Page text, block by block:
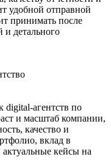
удобной отправной
принимать после
и детального
digital-агентств по
и масштаб компании,
качество и
вклад в
актуальные кейсы на